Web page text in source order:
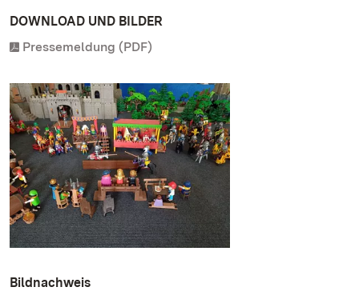
DOWNLOAD UND BILDER
Pressemeldung (PDF)
Bildnachweis